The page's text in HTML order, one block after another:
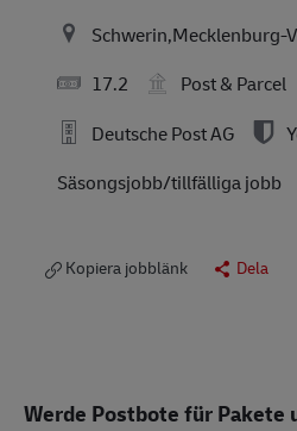
Schwerin,Mecklenburg-
17.2
Post & Parcel
Deutsche Post AG
Säsongsjobb/tillfälliga jobb
Kopiera jobblänk Dela
Werde Postbote für Pakete